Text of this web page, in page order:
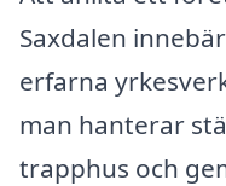
Saxdalen
erfarna
man hanterar
trapphus och